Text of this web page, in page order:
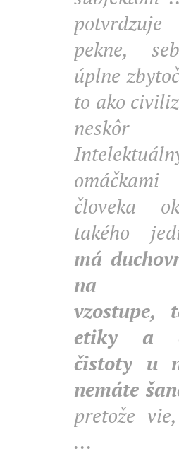
pekne,
úplne
to ako
neskôr
človeka
takého
má
na
vzostupe,
etiky a
čistoty u
nemáte
pretože
...